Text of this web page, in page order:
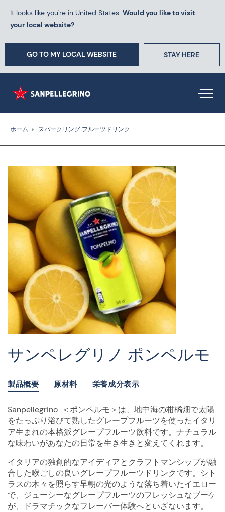
It looks like you're in United States. Would you like to visit
your local website?
GO TO MY LOCAL WEBSITE STAY HERE
ホーム スパークリング フルーツドリンク
サンペレグリノ ポンペルモ
製品概要 原材料 栄養成分表示
Sanpellegrino ＜ポンペルモ＞は、地中海の柑橘畑で太陽
をたっぷり浴びて熟したグレープフルーツを使ったイタリ
ア生まれの本格派グレープフルーツ飲料です。ナチュラル
な味わいがあなたの日常を生き生きと変えてくれます。
イタリアの独創的なアイディアとクラフトマンシップが融
合した喉ごしの良いグレープフルーツドリンクです。シト
ラスの木々を照らす早朝の光のような落ち着いたイエロー
で、ジューシーなグレープフルーツのフレッシュなブーケ
が、ドラマチックなフレーバー体験へといざないます。